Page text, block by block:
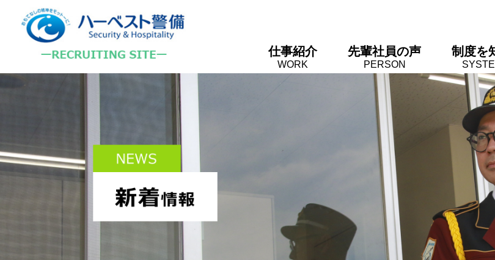
仕事紹介
WORK
先輩社員の声
PERSON
制度を